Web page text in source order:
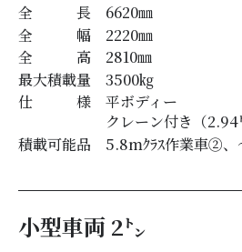
全 長 6620㎜
全 幅
2220㎜
全 高
2810㎜
最大積載量
3500㎏
仕 様
平ボディー
クレーン付き（2.94
積載可能品
5.8mｸﾗｽ作業車②、
小型車両 2㌧